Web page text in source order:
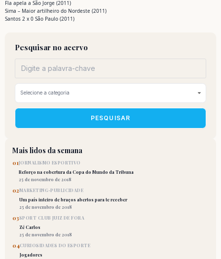
Fla apela a São Jorge (2011)
Sima – Maior artilheiro do Nordeste (2011)
Santos 2 x 0 São Paulo (2011)
Pesquisar no acervo
PESQUISAR
Mais lidos da semana
01JORNALISMO ESPORTIVO
Reforço na cobertura da Copa do Mundo da Tribuna
25 de novembro de 2018
02MARKETING-PUBLICIDADE
Um país inteiro de braços abertos para te receber
25 de novembro de 2018
03SPORT CLUB JUIZ DE FORA
Zé Carlos
25 de novembro de 2018
04CURIOSIDADES DO ESPORTE
Jogadores